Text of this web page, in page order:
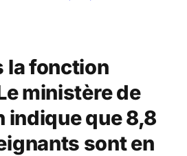
la fonction
ministère de
indique que 8,8
sont en